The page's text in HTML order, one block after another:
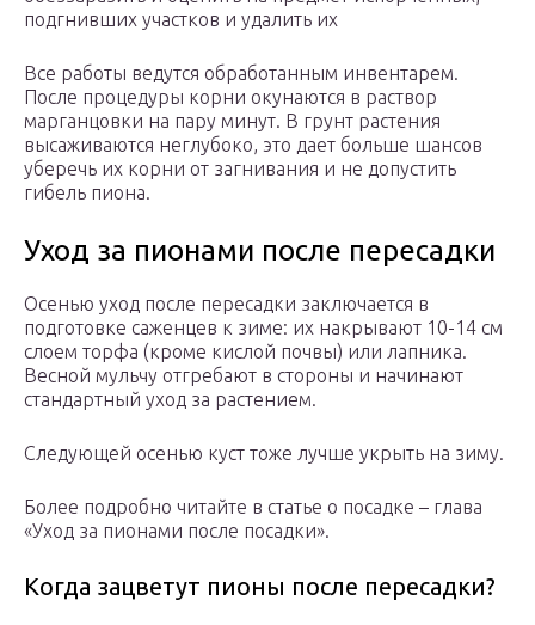
подгнивших участков и удалить их
Все работы ведутся обработанным инвентарем.
После процедуры корни окунаются в раствор
марганцовки на пару минут. В грунт растения
высаживаются неглубоко, это дает больше шансов
уберечь их корни от загнивания и не допустить
гибель пиона.
Уход за пионами после пересадки
Осенью уход после пересадки заключается в
подготовке саженцев к зиме: их накрывают 10-14 см
слоем торфа (кроме кислой почвы) или лапника.
Весной мульчу отгребают в стороны и начинают
стандартный уход за растением.
Следующей осенью куст тоже лучше укрыть на зиму.
Более подробно читайте в статье о посадке – глава
«Уход за пионами после посадки».
Когда зацветут пионы после пересадки?